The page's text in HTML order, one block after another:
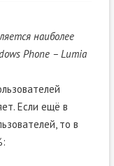
наиболее
Phone – Lumia
Если ещё в
то в